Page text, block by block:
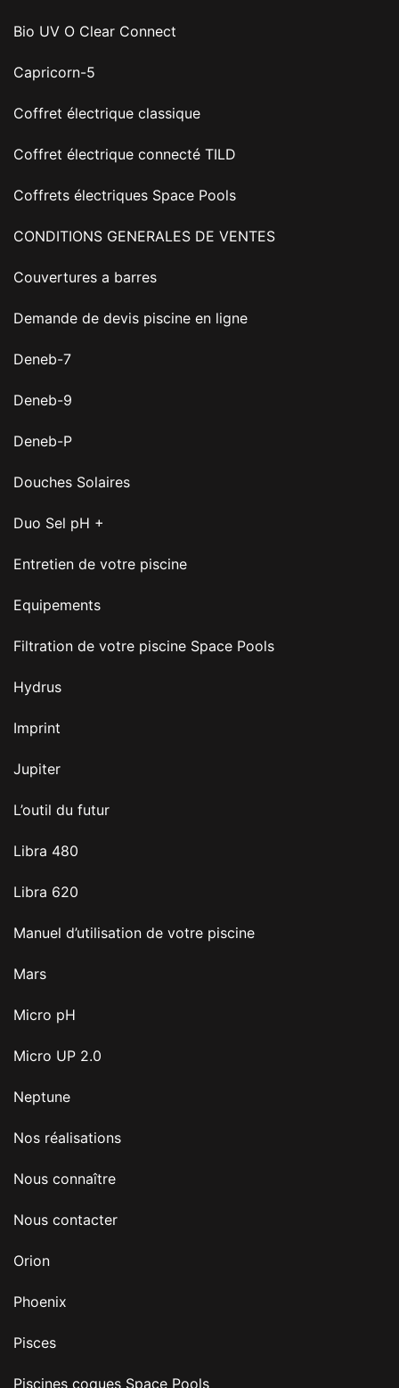
Bio UV O Clear Connect
Capricorn-5
Coffret électrique classique
Coffret électrique connecté TILD
Coffrets électriques Space Pools
CONDITIONS GENERALES DE VENTES
Couvertures a barres
Demande de devis piscine en ligne
Deneb-7
Deneb-9
Deneb-P
Douches Solaires
Duo Sel pH +
Entretien de votre piscine
Equipements
Filtration de votre piscine Space Pools
Hydrus
Imprint
Jupiter
L’outil du futur
Libra 480
Libra 620
Manuel d’utilisation de votre piscine
Mars
Micro pH
Micro UP 2.0
Neptune
Nos réalisations
Nous connaître
Nous contacter
Orion
Phoenix
Pisces
Piscines coques Space Pools